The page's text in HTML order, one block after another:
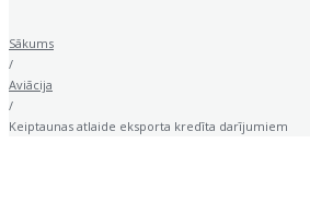
Sākums
/
Aviācija
/
Keiptaunas atlaide eksporta kredīta darījumiem